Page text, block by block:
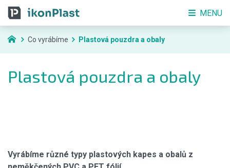
Co vyrábíme Plastová pouzdra a obaly
Plastová pouzdra a obaly
Vyrábíme různé typy plastových kapes a obalů z
MENU